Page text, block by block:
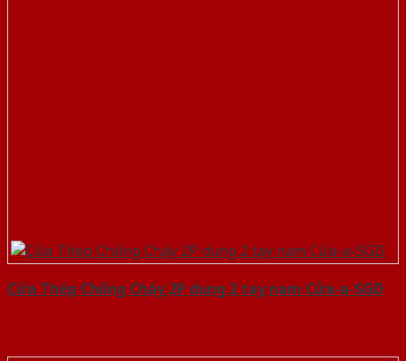
Cửa Thép Chống Cháy 2P dung 2 tay nam Cửa-a-SGD